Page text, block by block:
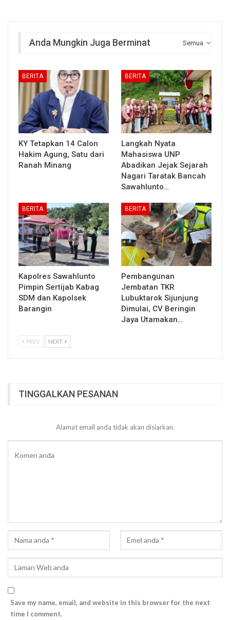
Semua
Anda Mungkin Juga Berminat
BERITA
KY Tetapkan 14 Calon
Hakim Agung, Satu dari
Ranah Minang
BERITA
Langkah Nyata
Mahasiswa UNP
Abadikan Jejak Sejarah
Nagari Taratak Bancah
Sawahlunto…
BERITA
Kapolres Sawahlunto
Pimpin Sertijab Kabag
SDM dan Kapolsek
Barangin
BERITA
Pembangunan
Jembatan TKR
Lubuktarok Sijunjung
Dimulai, CV Beringin
Jaya Utamakan…
PREV NEXT
TINGGALKAN PESANAN
Alamat email anda tidak akan disiarkan.
Save my name, email, and website in this browser for the next
time I comment.